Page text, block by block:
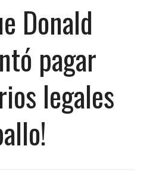
Donald
pagar
legales